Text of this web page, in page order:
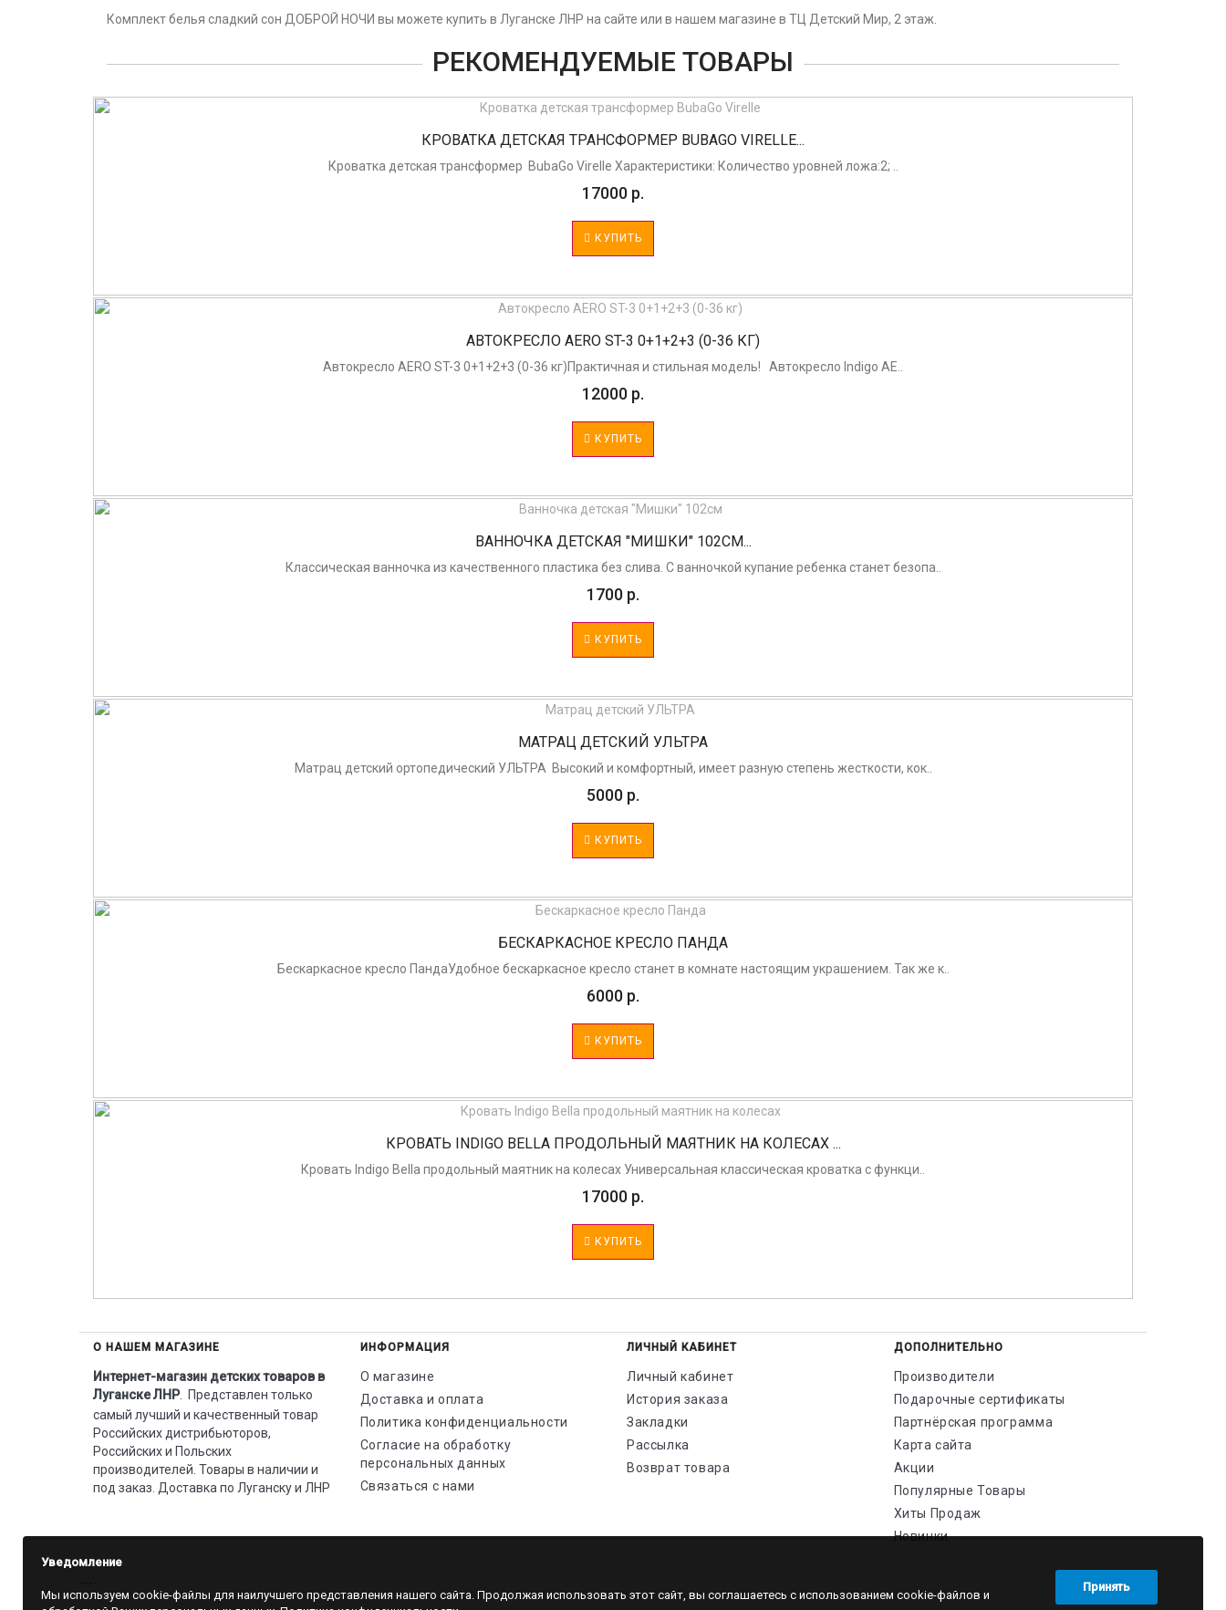
Комплект белья сладкий сон ДОБРОЙ НОЧИ вы можете купить в Луганске ЛНР на сайте или в нашем магазине в ТЦ Детский Мир, 2 этаж.
РЕКОМЕНДУЕМЫЕ ТОВАРЫ
КРОВАТКА ДЕТСКАЯ ТРАНСФОРМЕР BUBAGO VIRELLE...
Кроватка детская трансформер BubaGo Virelle Характеристики: Количество уровней ложа:2; ..
17000 р.
КУПИТЬ
АВТОКРЕСЛО AERO ST-3 0+1+2+3 (0-36 КГ)
Автокресло AERO ST-3 0+1+2+3 (0-36 кг)Практичная и стильная модель! Автокресло Indigo AE..
12000 р.
КУПИТЬ
ВАННОЧКА ДЕТСКАЯ "МИШКИ" 102СМ...
Классическая ванночка из качественного пластика без слива. С ванночкой купание ребенка станет безопа..
1700 р.
КУПИТЬ
МАТРАЦ ДЕТСКИЙ УЛЬТРА
Матрац детский ортопедический УЛЬТРА Высокий и комфортный, имеет разную степень жесткости, кок..
5000 р.
КУПИТЬ
БЕСКАРКАСНОЕ КРЕСЛО ПАНДА
Бескаркасное кресло ПандаУдобное бескаркасное кресло станет в комнате настоящим украшением. Так же к..
6000 р.
КУПИТЬ
КРОВАТЬ INDIGO BELLA ПРОДОЛЬНЫЙ МАЯТНИК НА КОЛЕСАХ ...
Кровать Indigo Bella продольный маятник на колесах Универсальная классическая кроватка с функци..
17000 р.
КУПИТЬ
О НАШЕМ МАГАЗИНЕ
Интернет-магазин детских товаров в
Луганске ЛНР.
Представлен только
самый лучший и качественный товар
Российских дистрибьюторов,
Российских и Польских
производителей. Товары в наличии и
под заказ. Доставка по Луганску и ЛНР
ИНФОРМАЦИЯ
О магазине
Доставка и оплата
Политика конфиденциальности
Согласие на обработку
персональных данных
Связаться с нами
ЛИЧНЫЙ КАБИНЕТ
Личный кабинет
История заказа
Закладки
Рассылка
Возврат товара
ДОПОЛНИТЕЛЬНО
Производители
Подарочные сертификаты
Партнёрская программа
Карта сайта
Акции
Популярные Товары
Хиты Продаж
Новинки
Уведомление
Мы используем cookie-файлы для наилучшего представления нашего сайта. Продолжая использовать этот сайт, вы соглашаетесь с использованием cookie-файлов и
Принять